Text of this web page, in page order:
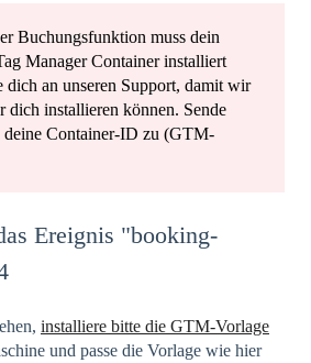
Buchungsfunktion muss dein
Manager Container installiert
dich an unseren Support, damit wir
dich installieren können. Sende
deine Container-ID zu (GTM-
Ereignis "booking-
installiere bitte die GTM-Vorlage
und passe die Vorlage wie hier